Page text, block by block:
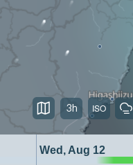
Wed, Aug 12
3h